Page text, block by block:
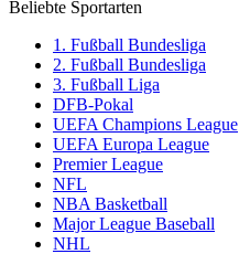
Beliebte Sportarten
1. Fußball Bundesliga
2. Fußball Bundesliga
3. Fußball Liga
DFB-Pokal
UEFA Champions League
UEFA Europa League
Premier League
NFL
NBA Basketball
Major League Baseball
NHL